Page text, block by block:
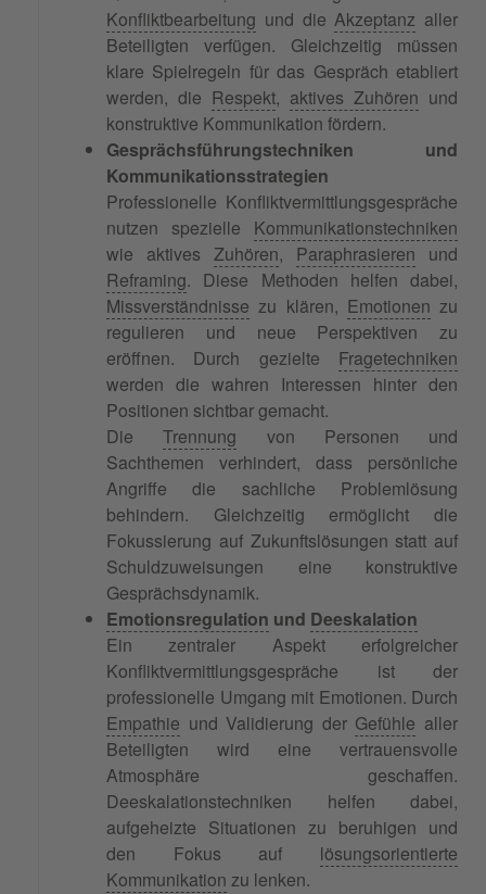
Konfliktbearbeitung und dieAkzeptanz aller
Beteiligten verfügen. Gleichzeitig müssen
klare Spielregeln für das Gespräch etabliert
werden, die Respekt, aktives Zuhören und
konstruktive Kommunikation fördern.
Gesprächsführungstechniken und
Kommunikationsstrategien
Professionelle Konfliktvermittlungsgespräche
nutzen spezielle Kommunikationstechniken
wie aktives Zuhören, Paraphrasieren und
Reframing. Diese Methoden helfen dabei,
Missverständnisse zu klären, Emotionen zu
regulieren und neue Perspektiven zu
eröffnen. Durch gezielte Fragetechniken
werden die wahren Interessen hinter den
Positionen sichtbar gemacht.
DieTrennung von Personen und
Sachthemen verhindert, dass persönliche
Angriffe die sachliche Problemlösung
behindern. Gleichzeitig ermöglicht die
Fokussierung auf Zukunftslösungen statt auf
Schuldzuweisungen eine konstruktive
Gesprächsdynamik.
Emotionsregulation und Deeskalation
Ein zentraler Aspekt erfolgreicher
Konfliktvermittlungsgespräche ist der
professionelle Umgang mit Emotionen. Durch
Empathie und Validierung der Gefühle aller
Beteiligten wird eine vertrauensvolle
Atmosphäre geschaffen.
Deeskalationstechniken helfen dabei,
aufgeheizte Situationen zu beruhigen und
den Fokus auf lösungsorientierte
Kommunikation zu lenken.